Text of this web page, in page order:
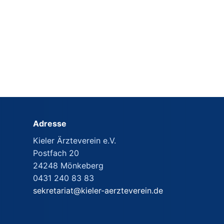
Adresse
Kieler Ärzteverein e.V.
Postfach 20
24248 Mönkeberg
0431 240 83 83
sekretariat@kieler-aerzteverein.de